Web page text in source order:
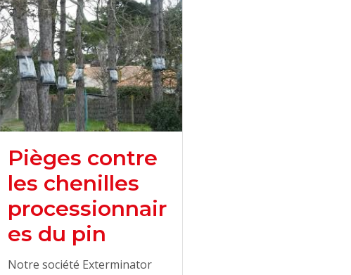
Pièges contre
les chenilles
processionnair
es du pin
Notre société Exterminator